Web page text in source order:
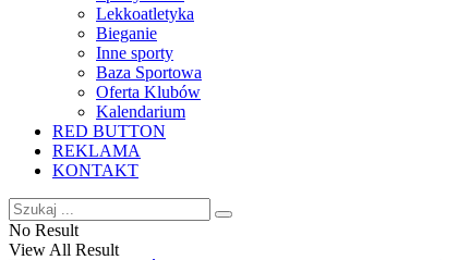
Lekkoatletyka
Bieganie
Inne sporty
Baza Sportowa
Oferta Klubów
Kalendarium
RED BUTTON
REKLAMA
KONTAKT
No Result
View All Result